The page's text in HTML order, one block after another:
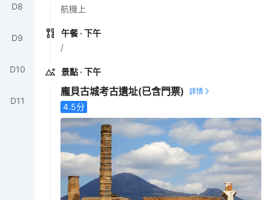
D8
D9
D10
D11
航機上
午餐 · 下午
/
景點 · 下午
龐貝古城考古​​遺址(已含門票)
4.5分